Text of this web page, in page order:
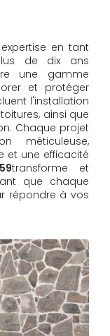
en tant
de dix ans
une gamme
et protéger
l'installation
ainsi que
Chaque projet
méticuleuse,
et une efficacité
transforme et
que chaque
répondre à vos